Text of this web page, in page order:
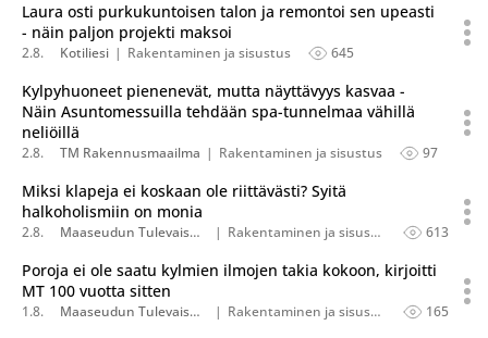
Laura osti purkukuntoisen talon ja remontoi sen upeasti
- näin paljon projekti maksoi
2.8. Kotiliesi Rakentaminen ja sisustus 645
Kylpyhuoneet pienenevät, mutta näyttävyys kasvaa -
Näin Asuntomessuilla tehdään spa-tunnelmaa vähillä
neliöillä
2.8. TM Rakennusmaailma Rakentaminen ja sisustus 97
Miksi klapeja ei koskaan ole riittävästi? Syitä
halkoholismiin on monia
2.8. Maaseudun Tulevaisuus Rakentaminen ja sisustus 613
Poroja ei ole saatu kylmien ilmojen takia kokoon, kirjoitti
MT 100 vuotta sitten
1.8. Maaseudun Tulevaisuus Rakentaminen ja sisustus 165